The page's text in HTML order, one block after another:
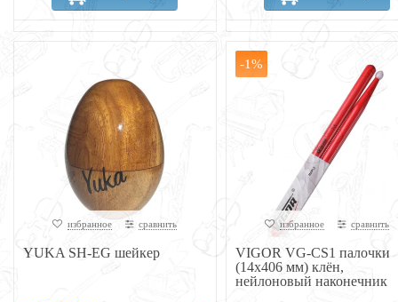
избранное сравнить
YUKA SH-EG шейкер
-1%
избранное сравнить
VIGOR VG-CS1 палочки
(14х406 мм) клён,
нейлоновый наконечник